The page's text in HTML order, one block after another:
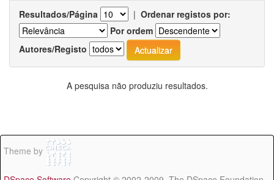
Resultados/Página | Ordenar registos por:
Por ordem
Autores/Registo
A pesquisa não produziu resultados.
Theme by